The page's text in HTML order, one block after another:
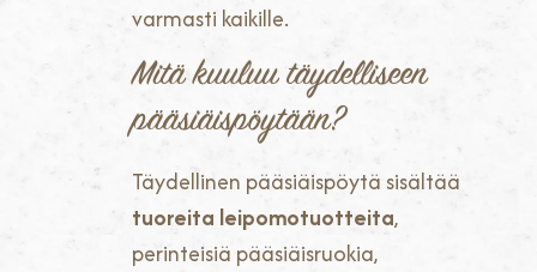
varmasti kaikille.
Mitä kuuluu täydelliseen
pääsiäispöytään?
Täydellinen pääsiäispöytä sisältää
tuoreita leipomotuotteita,
perinteisiä pääsiäisruokia,